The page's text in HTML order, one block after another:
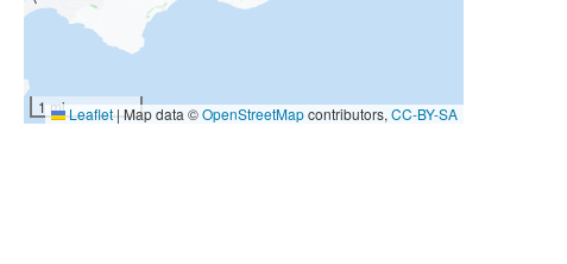
1 miLeaflet|Map data ©OpenStreetMapcontributors, CC-BY-SA